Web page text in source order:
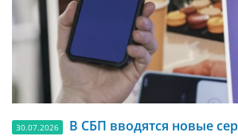
30.07.2026 В СБП вводятся новые